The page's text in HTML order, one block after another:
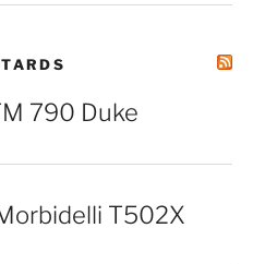
790 Duke
T502X